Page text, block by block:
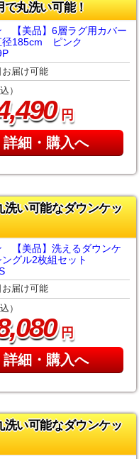
で丸洗い可能！
【美品】6層ラグ用カバー
185cm ピンク
お届け可能
）
,490円
詳細・購入へ
い可能なダウンケッ
【美品】洗えるダウンケ
グル2枚組セット
お届け可能
）
,080円
詳細・購入へ
い可能なダウンケッ